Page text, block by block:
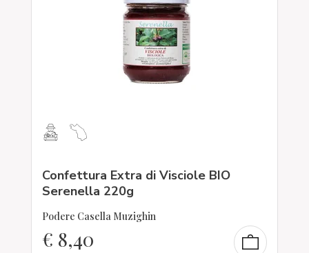
Confettura Extra di Visciole BIO
Serenella 220g
Podere Casella Muzighin
€ 8,40